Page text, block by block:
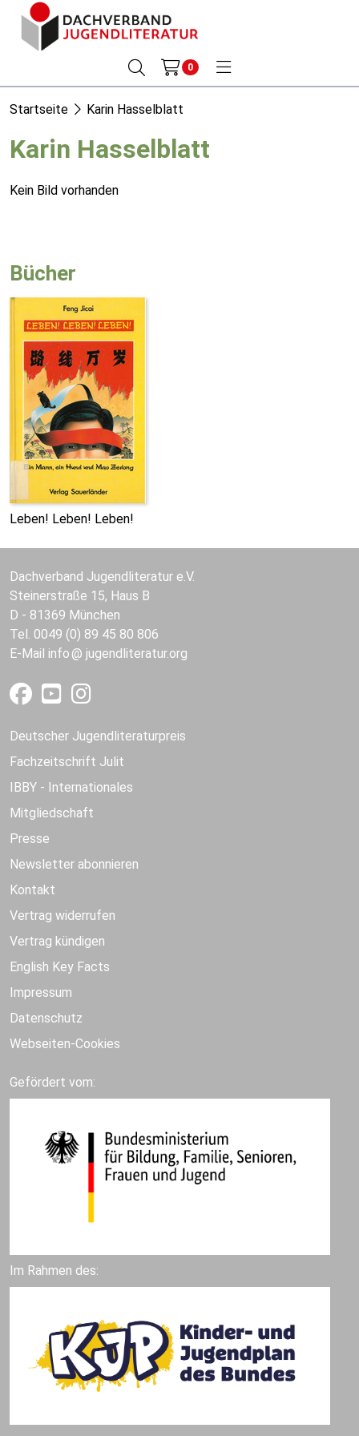
0
Startseite Karin Hasselblatt
Karin Hasselblatt
Kein Bild vorhanden
Bücher
Leben! Leben! Leben!
Dachverband Jugendliteratur e.V.
Steinerstraße 15, Haus B
D - 81369 München
Tel. 0049 (0) 89 45 80 806
E-Mail info jugendliteratur.org
Deutscher Jugendliteraturpreis
Fachzeitschrift Julit
IBBY - Internationales
Mitgliedschaft
Presse
Newsletter abonnieren
Kontakt
Vertrag widerrufen
Vertrag kündigen
English Key Facts
Impressum
Datenschutz
Webseiten-Cookies
Gefördert vom:
Im Rahmen des: